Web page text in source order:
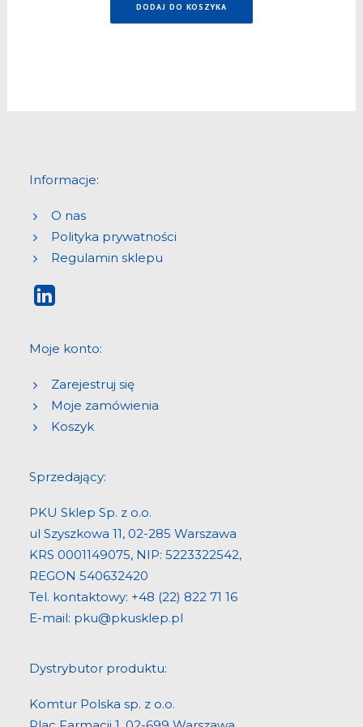
DODAJ DO KOSZYKA
Informacje:
O nas
Polityka prywatności
Regulamin sklepu
Moje konto:
Zarejestruj się
Moje zamówienia
Koszyk
Sprzedający:
PKU Sklep Sp. z o.o.
ul Szyszkowa 11, 02-285 Warszawa
KRS 0001149075, NIP: 5223322542,
REGON 540632420
Tel. kontaktowy: +48 (22) 822 71 16
E-mail: pku@pkusklep.pl
Dystrybutor produktu:
Komtur Polska sp. z o.o.